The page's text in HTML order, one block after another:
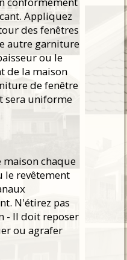
Appliquez
des fenêtres
autre garniture
ou le
de la maison
de fenêtre
sera uniforme
chaque
le revêtement
N'étirez pas
- Il doit reposer
ou agrafer